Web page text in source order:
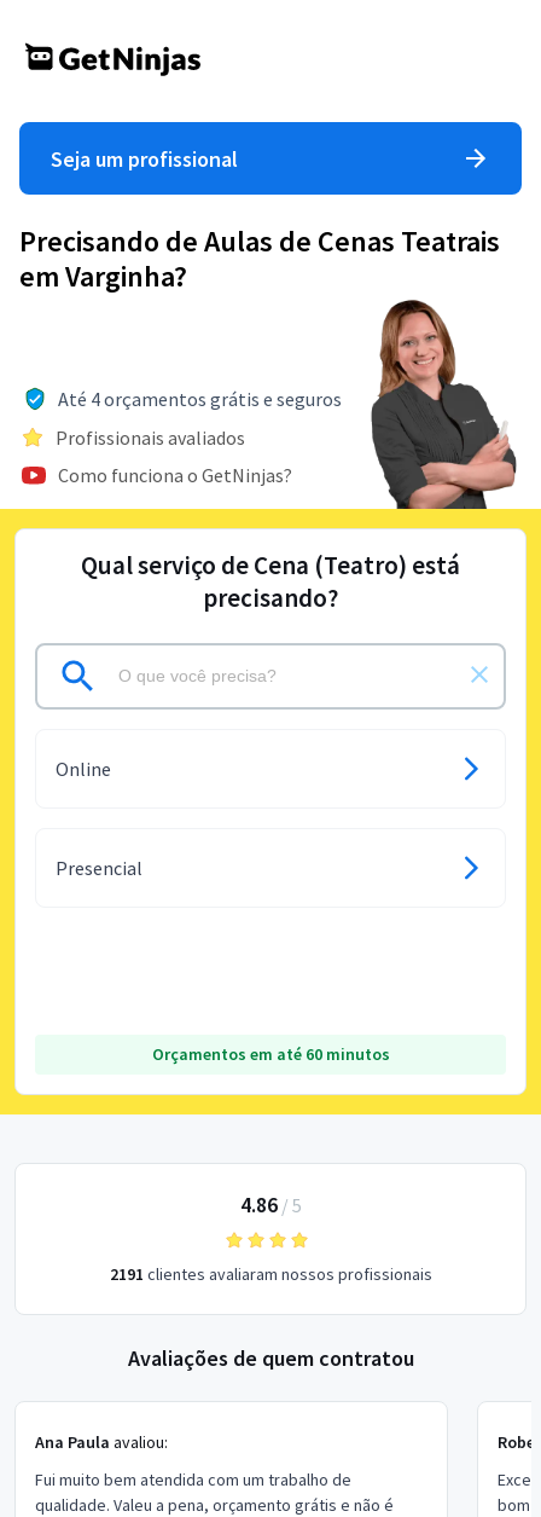
Seja um profissional
Precisando de Aulas de Cenas Teatrais
em Varginha?
Até 4 orçamentos grátis e seguros
Profissionais avaliados
Como funciona o GetNinjas?
Qual serviço de Cena (Teatro) está
precisando?
Online
Presencial
Orçamentos em até 60 minutos
4.86/ 5
2191 clientes avaliaram nossos profissionais
Avaliações de quem contratou
Ana Paula avaliou:
Fui muito bem atendida com um trabalho de
qualidade. Valeu a pena, orçamento grátis e não é
bom